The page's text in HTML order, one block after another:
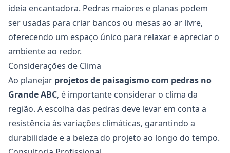
ideia encantadora. Pedras maiores e planas podem
ser usadas para criar bancos ou mesas ao ar livre,
oferecendo um espaço único para relaxar e apreciar o
ambiente ao redor.
Considerações de Clima
Ao planejar projetos de paisagismo com pedras no
Grande ABC, é importante considerar o clima da
região. A escolha das pedras deve levar em conta a
resistência às variações climáticas, garantindo a
durabilidade e a beleza do projeto ao longo do tempo.